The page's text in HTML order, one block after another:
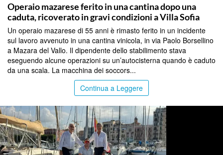
Operaio mazarese ferito in una cantina dopo una
caduta, ricoverato in gravi condizioni a Villa Sofia
Un operaio mazarese di 55 anni è rimasto ferito in un incidente
sul lavoro avvenuto in una cantina vinicola, in via Paolo Borsellino
a Mazara del Vallo. Il dipendente dello stabilimento stava
eseguendo alcune operazioni su un’autocisterna quando è caduto
da una scala. La macchina dei soccors...
Continua a Leggere